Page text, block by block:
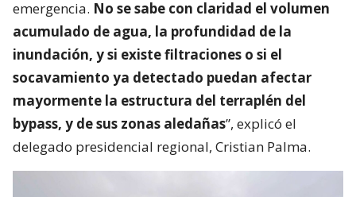
emergencia. No se sabe con claridad el volumen
acumulado de agua, la profundidad de la
inundación, y si existe filtraciones o si el
socavamiento ya detectado puedan afectar
mayormente la estructura del terraplén del
bypass, y de sus zonas aledañas”, explicó el
delegado presidencial regional, Cristian Palma.